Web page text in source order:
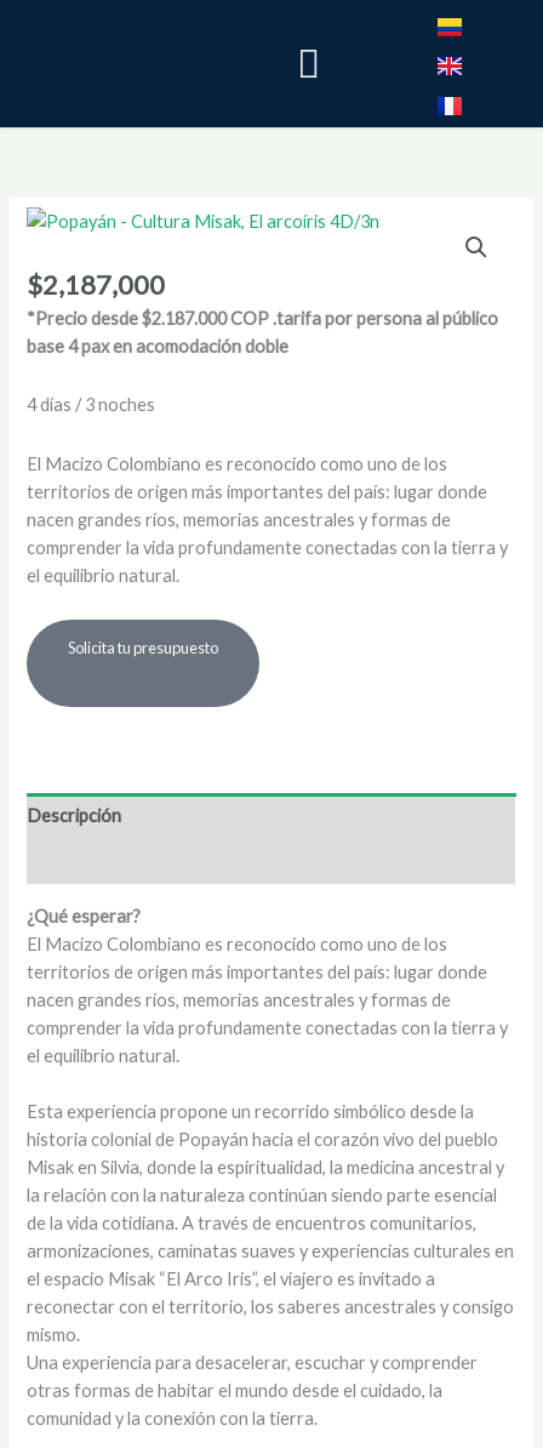
Menú
$2,187,000
*Precio desde $2.187.000 COP .tarifa por persona al público
base 4 pax en acomodación doble
4 días / 3 noches
El Macizo Colombiano es reconocido como uno de los
territorios de origen más importantes del país: lugar donde
nacen grandes ríos, memorias ancestrales y formas de
comprender la vida profundamente conectadas con la tierra y
el equilibrio natural.
Solicita tu presupuesto
Descripción
¿Qué esperar?
El Macizo Colombiano es reconocido como uno de los
territorios de origen más importantes del país: lugar donde
nacen grandes ríos, memorias ancestrales y formas de
comprender la vida profundamente conectadas con la tierra y
el equilibrio natural.
Esta experiencia propone un recorrido simbólico desde la
historia colonial de Popayán hacia el corazón vivo del pueblo
Misak en Silvia, donde la espiritualidad, la medicina ancestral y
la relación con la naturaleza continúan siendo parte esencial
de la vida cotidiana. A través de encuentros comunitarios,
armonizaciones, caminatas suaves y experiencias culturales en
el espacio Misak “El Arco Iris”, el viajero es invitado a
reconectar con el territorio, los saberes ancestrales y consigo
mismo.
Una experiencia para desacelerar, escuchar y comprender
otras formas de habitar el mundo desde el cuidado, la
comunidad y la conexión con la tierra.